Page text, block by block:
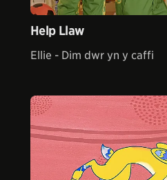
Help Llaw
Ellie - Dim dwr yn y caffi